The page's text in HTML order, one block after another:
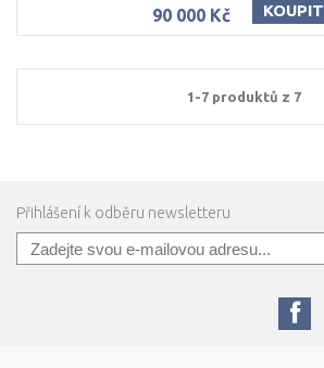
90 000 Kč KOUPIT
1-7 produktů z 7
Přihlášení k odběru newsletteru